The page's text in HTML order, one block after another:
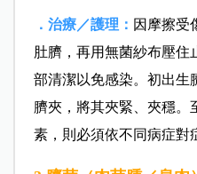
．治療／護理： 因摩擦受
肚臍，再用無菌紗布壓住
部清潔以免感染。初出生
臍夾，將其夾緊、夾穩。
素，則必須依不同病症對